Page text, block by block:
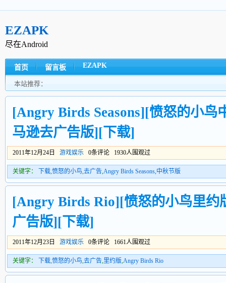
EZAPK
尽在Android
首页 留言板 EZAPK
本站推荐：
[Angry Birds Seasons][愤怒的小鸟
马逊去广告版][下载]
2011年12月24日 游戏娱乐 0条评论 1930人围观过
关键字： 下载,愤怒的小鸟,去广告,Angry Birds Seasons,中秋节版
[Angry Birds Rio][愤怒的小鸟里约
广告版][下载]
2011年12月23日 游戏娱乐 0条评论 1661人围观过
关键字： 下载,愤怒的小鸟,去广告,里约版,Angry Birds Rio